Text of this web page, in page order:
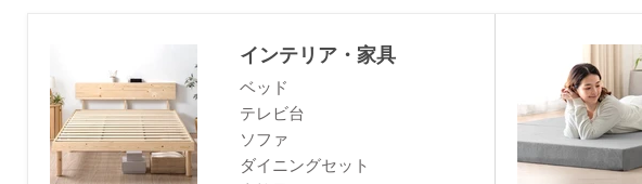
インテリア・家具
ベッド
テレビ台
ソファ
ダイニングセット